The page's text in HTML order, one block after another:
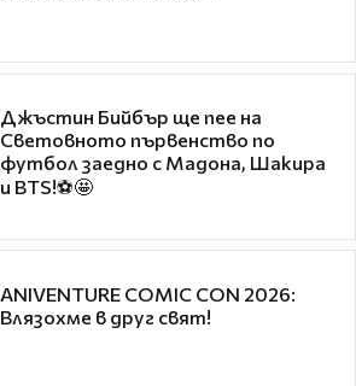
Джъстин Бийбър ще пее на
Световното първенство по
футбол заедно с Мадона, Шакира
и BTS!⚽🤩
ANIVENTURE COMIC CON 2026:
Влязохме в друг свят!